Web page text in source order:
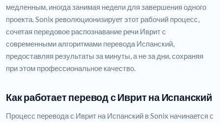
медленным, иногда занимая недели для завершения одного
проекта. Sonix революционизирует этот рабочий процесс,
сочетая передовое распознавание речи Иврит с
современными алгоритмами перевода Испанский,
предоставляя результаты за минуты, а не за дни, сохраняя
при этом профессиональное качество.
Как работает перевод с Иврит на Испанский
Процесс перевода с Иврит на Испанский в Sonix начинается с